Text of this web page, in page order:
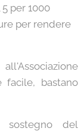
per 1000
per rendere
facile, bastano
del